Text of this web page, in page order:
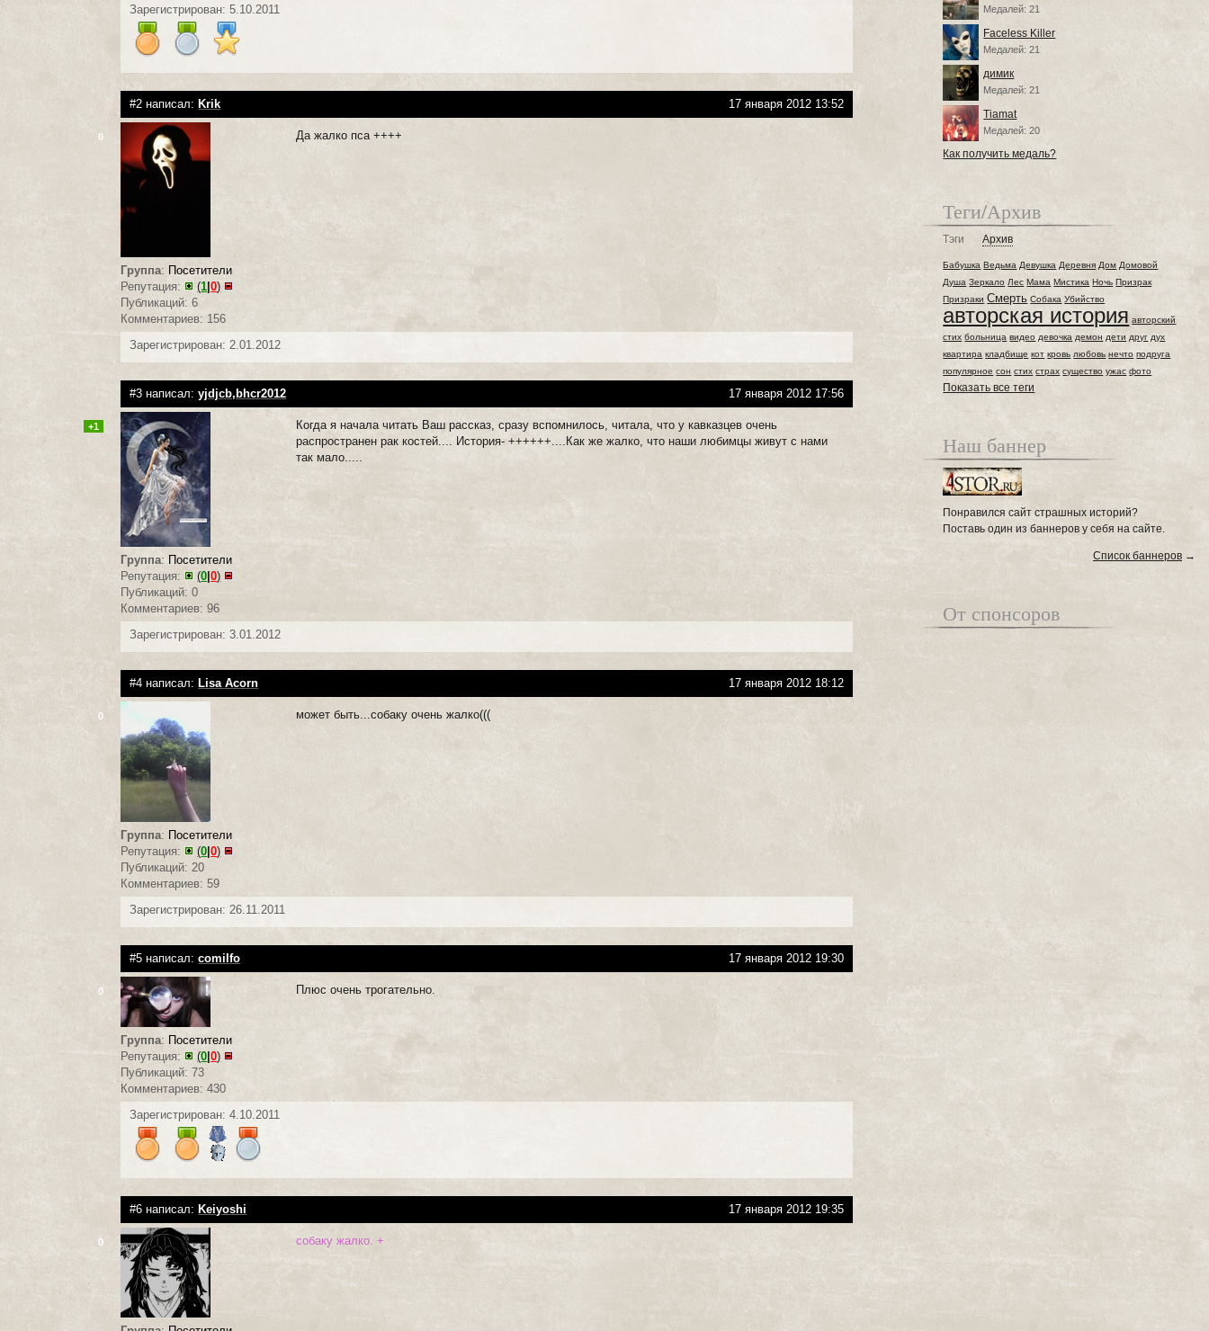
Зарегистрирован: 5.10.2011
#2 написал: Krik 17 января 2012 13:52
0
Группа: Посетители
Репутация:
(1 |0)
Публикаций: 6
Комментариев: 156
Да жалко пса ++++
Зарегистрирован: 2.01.2012
#3 написал:yjdjcb,bhcr2012 17 января 2012 17:56
+1
Группа: Посетители
Репутация:
(0 |0)
Публикаций: 0
Комментариев: 96
Когда я начала читать Ваш рассказ, сразу вспомнилось, читала, что у кавказцев очень
распространен рак костей.... История- ++++++....Как же жалко, что наши любимцы живут с нами
так мало.....
Зарегистрирован: 3.01.2012
#4 написал: Lisa Acorn 17 января 2012 18:12
0
Группа: Посетители
Репутация:
(0|0)
Публикаций: 20
Комментариев: 59
может быть...собаку очень жалко(((
Зарегистрирован: 26.11.2011
#5 написал:сomilfo 17 января 2012 19:30
0
Группа: Посетители
Репутация:
(0|0)
Публикаций: 73
Комментариев: 430
Плюс очень трогательно.
Зарегистрирован: 4.10.2011
#6 написал:Keiyoshi 17 января 2012 19:35
0 собаку жалко. +
Медалей: 21
Faceless Killer
Медалей: 21
димик
Медалей: 21
Tiamat
Медалей: 20
Как получить медаль?
Теги/Архив
Тэги Архив
Бабушка Ведьма Девушка Деревня Дом Домовой
Душа Зеркало Лес Мама Мистика Ночь Призрак
Призраки Смерть Собака Убийство
авторская история авторский
стих больница видео девочка демон дети друг дух
квартира кладбище кот кровь любовь нечто подруга
популярное сон стих страх существо ужас фото
Показать все теги
Наш баннер
Понравился сайт страшных историй?
Поставь один из баннеров у себя на сайте.
Список баннеров →
От спонсоров